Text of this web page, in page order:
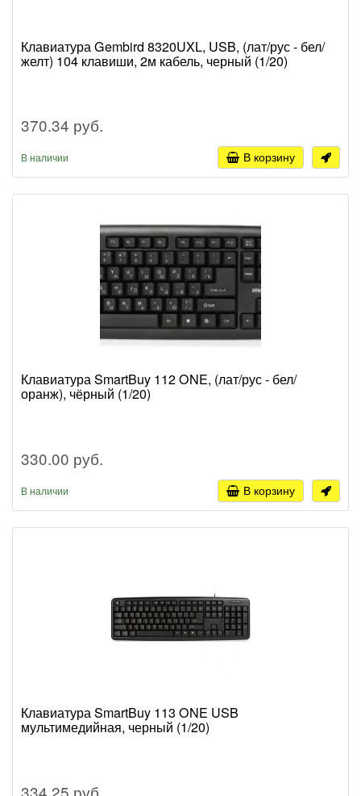
Клавиатура Gembird 8320UXL, USB, (лат/рус - бел/
желт) 104 клавиши, 2м кабель, черный (1/20)
370.34 руб.
В наличии В корзину
Клавиатура SmartBuy 112 ONE, (лат/рус - бел/
оранж), чёрный (1/20)
330.00 руб.
В наличии В корзину
Клавиатура SmartBuy 113 ONE USB
мультимедийная, черный (1/20)
334.25 руб.